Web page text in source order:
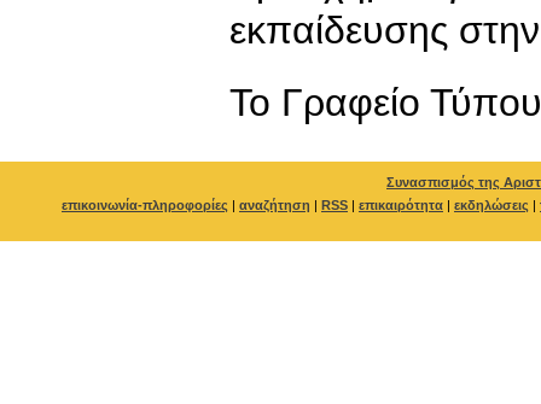
εκπαίδευσης
To Γραφείο Τύπου
Συνασπισμός της
επικοινωνία-πληροφορίες | αναζήτηση | RSS | επικαιρότητα | εκδηλώσεις |